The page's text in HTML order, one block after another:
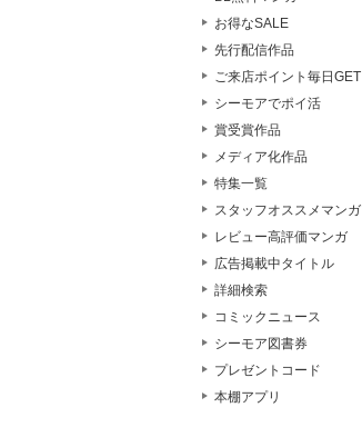
お得なSALE
先行配信作品
ご来店ポイント毎日GET
シーモアでポイ活
賞受賞作品
メディア化作品
特集一覧
スタッフオススメマンガ
レビュー高評価マンガ
広告掲載中タイトル
詳細検索
コミックニュース
シーモア図書券
プレゼントコード
本棚アプリ